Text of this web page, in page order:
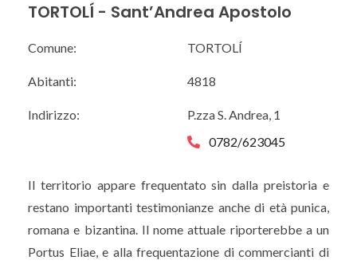
TORTOLÍ - Sant’Andrea Apostolo
Comune: TORTOLÍ
Abitanti: 4818
Indirizzo:
P.zza S. Andrea, 1
0782/623045
Il territorio appare frequentato sin dalla preistoria e
restano importanti testimonianze anche di età punica,
romana e bizantina. Il nome attuale riporterebbe a un
Portus Eliae, e alla frequentazione di commercianti di